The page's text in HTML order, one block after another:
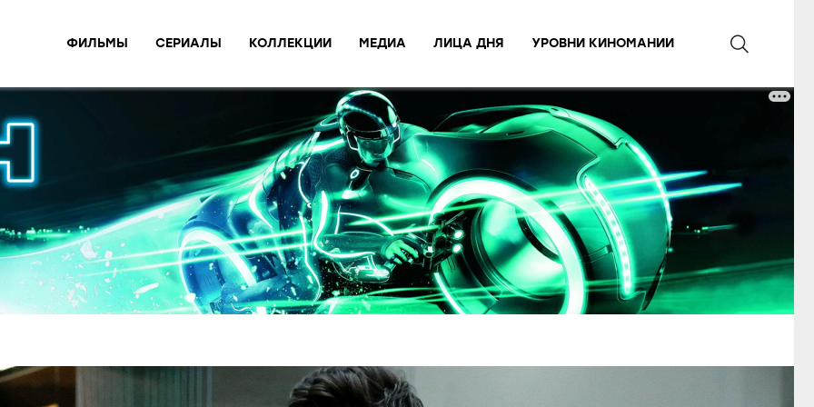
ФИЛЬМЫ СЕРИАЛЫ КОЛЛЕКЦИИ МЕДИА ЛИЦА ДНЯ УРОВНИ КИНОМАНИИ